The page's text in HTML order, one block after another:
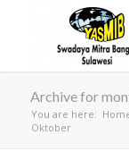
Archive for
You are here:
Oktober